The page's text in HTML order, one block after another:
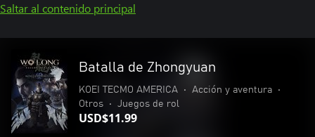
Saltar al contenido principal
Batalla de Zhongyuan
KOEI TECMO AMERICA • Acción y aventura
•
Otros
• Juegos de rol
USD$11.99